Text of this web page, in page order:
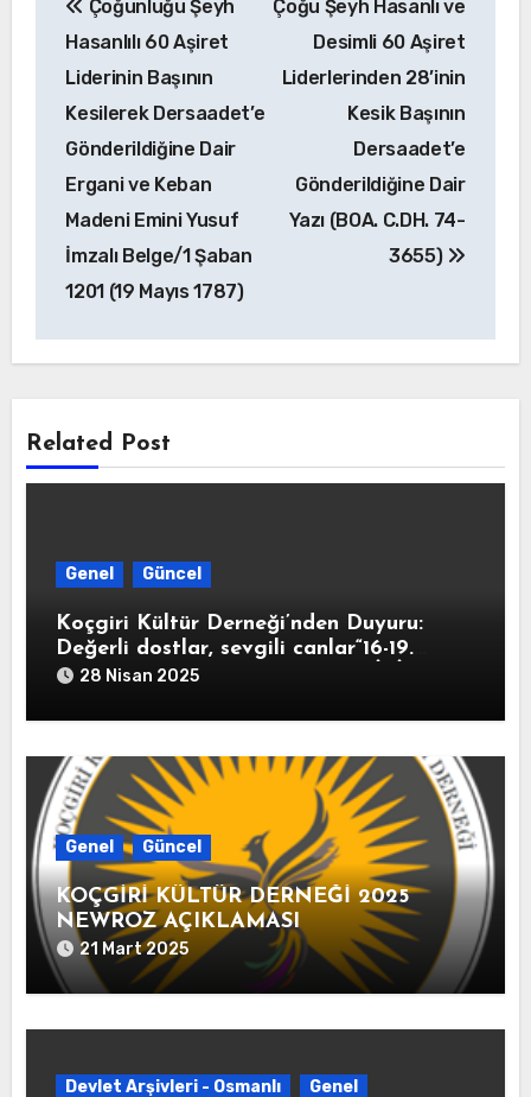
gezinmesi
Çoğunluğu Şeyh
Hasanlılı 60 Aşiret
Liderinin Başının
Kesilerek Dersaadet’e
Gönderildiğine Dair
Ergani ve Keban
Madeni Emini Yusuf
İmzalı Belge/1 Şaban
1201 (19 Mayıs 1787)
Çoğu Şeyh Hasanlı ve
Desimli 60 Aşiret
Liderlerinden 28’inin
Kesik Başının
Dersaadet’e
Gönderildiğine Dair
Yazı (BOA. C.DH. 74-
3655)
Related Post
Genel Güncel
Koçgiri Kültür Derneği’nden Duyuru:
Değerli dostlar, sevgili canlar“16-19.
Yüzyıl Arşiv Belgeleriyle KOÇGİRİ
tarihinde kitapçıların raflarında yerini
28 Nisan 2025
Genel Güncel
KOÇGİRİ KÜLTÜR DERNEĞİ 2025
NEWROZ AÇIKLAMASI
21 Mart 2025
Devlet Arşivleri - Osmanlı
Genel